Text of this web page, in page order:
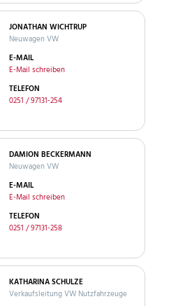
JONATHAN WICHTRUP
Neuwagen VW
E-MAIL
E-Mail schreiben
TELEFON
0251 / 97131-254
DAMION BECKERMANN
Neuwagen VW
E-MAIL
E-Mail schreiben
TELEFON
0251 / 97131-258
KATHARINA SCHULZE
Verkaufsleitung VW Nutzfahrzeuge